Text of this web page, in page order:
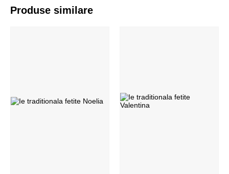
Produse similare